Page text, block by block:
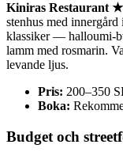
Kiniras
stenhus med
klassiker — halloumi-
lamm med rosmarin.
levande ljus.
Pris: 200–350
Boka:
Budget och